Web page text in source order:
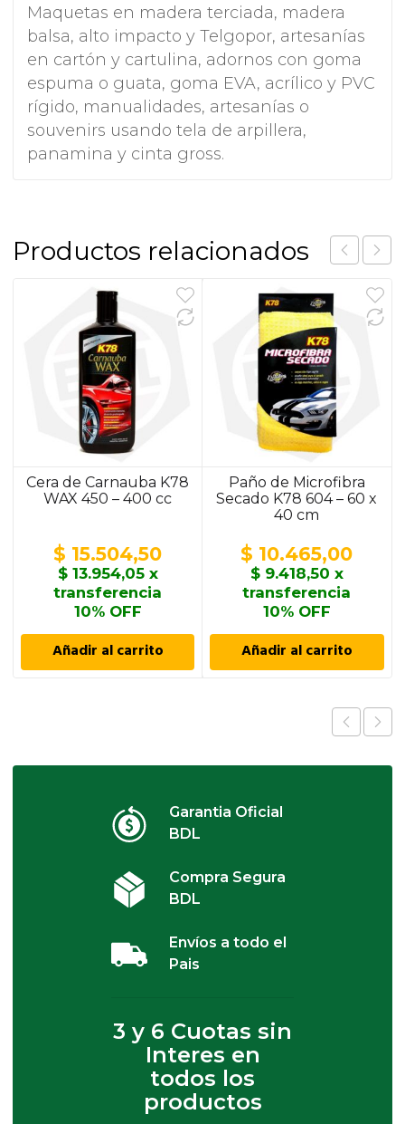
Maquetas en madera terciada, madera
balsa, alto impacto y Telgopor, artesanías
en cartón y cartulina, adornos con goma
espuma o guata, goma EVA, acrílico y PVC
rígido, manualidades, artesanías o
souvenirs usando tela de arpillera,
panamina y cinta gross.
Productos relacionados
Cera de Carnauba K78
WAX 450 – 400 cc
$ 15.504,50
$13.954,05x
transferencia
10% OFF
Añadir al carrito
Paño de Microfibra
Secado K78 604 – 60 x
40 cm
$ 10.465,00
$9.418,50 x
transferencia
10% OFF
Añadir al carrito
Garantia Oficial
BDL
Compra Segura
BDL
Envíos a todo el
Pais
3 y 6 Cuotas sin
Interes en
todos los
productos